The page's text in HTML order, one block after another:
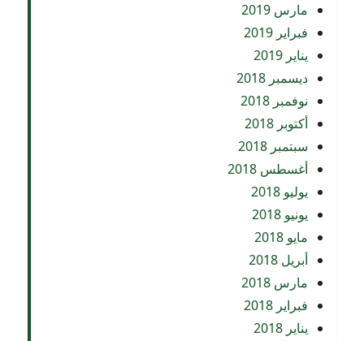
مارس 2019
فبراير 2019
يناير 2019
ديسمبر 2018
نوفمبر 2018
أكتوبر 2018
سبتمبر 2018
أغسطس 2018
يوليو 2018
يونيو 2018
مايو 2018
أبريل 2018
مارس 2018
فبراير 2018
يناير 2018